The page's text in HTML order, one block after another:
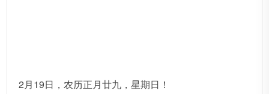
2月19日，农历正月廿九，星期日！